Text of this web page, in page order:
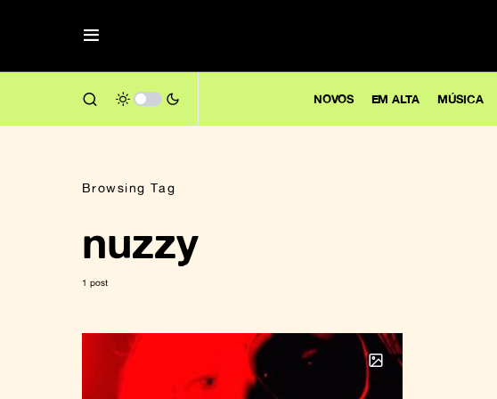
NOVOS EM ALTA MÚSICA
Browsing Tag
nuzzy
1 post